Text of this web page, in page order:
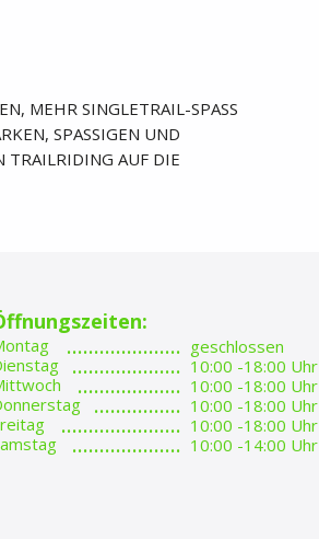
MEHR SINGLETRAIL-SPASS
SPASSIGEN UND
TRAILRIDING AUF DIE
.....................
....................
...................
................
......................
....................​
geschlossen
10:00 -18:00 Uhr
10:00 -18:00 Uhr
10:00 -18:00 Uhr
10:00 -18:00 Uhr
10:00 -14:00 Uhr